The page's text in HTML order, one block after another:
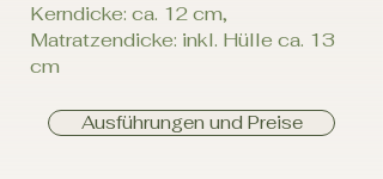
Kerndicke: ca. 12 cm,
Matratzendicke: inkl. Hülle ca. 13
cm
Ausführungen und Preise